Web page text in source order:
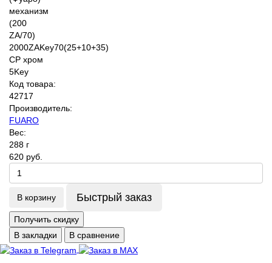
Код товара:
42717
Производитель:
FUARO
Вес:
288 г
620 руб.
В корзину Быстрый заказ
Получить скидку
В закладки
В сравнение